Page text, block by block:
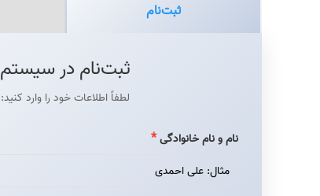
ثبت‌نام
ثبت‌نام در سیستم
لطفاً اطلاعات خود را وارد کنید:
نام و نام خانوادگی*